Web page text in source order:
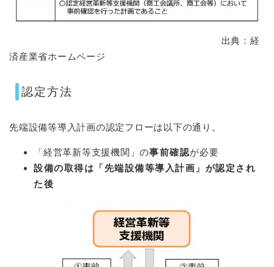
出典：経
済産業省ホームページ
認定方法
先端設備等導入計画の認定フローは以下の通り。
「経営革新等支援機関」の事前確認が必要
設備の取得は「先端設備等導入計画」が認定され
た後